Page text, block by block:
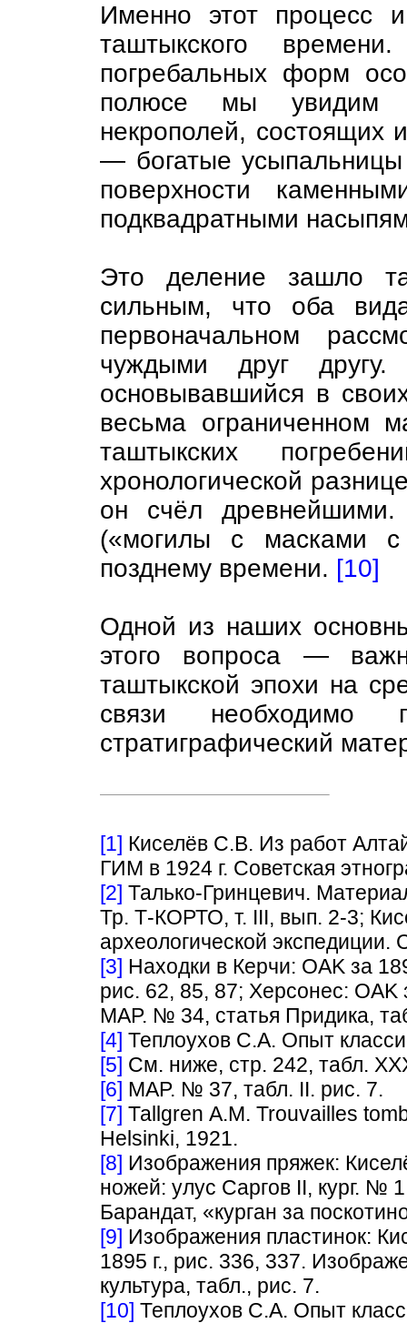
Именно этот процесс
таштыкского
погребальных форм
полюсе мы увидим
некрополей, состоящих
— богатые
поверхности
подквадратными
Это деление зашло
сильным, что оба
первоначальном
чуждыми друг
основывавшийся в
весьма ограниченном
таштыкских
хронологической
он счёл древнейшими.
(«могилы с масками
позднему времени. [10]
Одной из наших
этого вопроса —
таштыкской эпохи на
связи необходимо
стратиграфический
[1] Киселёв С.В. Из работ
ГИМ в 1924 г. Советская
[2] Талько-Гринцевич.
Тр. Т-КОРТО, т. III, вып. 2-3;
археологической
[3] Находки в Керчи: OAK за
рис. 62, 85, 87; Херсонес: OAK
MAP. № 34, статья Придика,
[4] Теплоухов С.А. Опыт
[5] См. ниже, стр. 242, табл.
[6] MAP. № 37, табл. II. рис. 7.
[7] Таllgren А.М. Trouvailles
Helsinki, 1921.
[8] Изображения пряжек:
ножей: улус Саргов II, кург. №
Барандат, «курган за
[9] Изображения пластинок:
1895 г., рис. 336, 337.
культура, табл., рис. 7.
[10] Теплоухов С.А. Опыт